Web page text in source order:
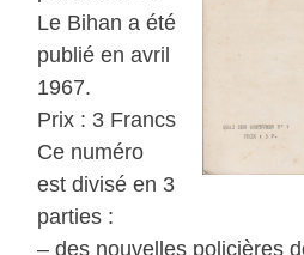
Le Bihan a été
publié en avril
1967.
Prix : 3 Francs
Ce numéro
est divisé en 3
parties :
– des nouvelles policières